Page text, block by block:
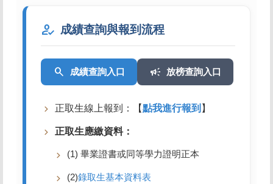
how_to_reg 成績查詢與報到流程
search 成績查詢入口 campaign 放榜查詢入口
正取生線上報到：【點我進行報到 】
正取生應繳資料：
(1) 畢業證書或同等學力證明正本
(2)錄取生基本資料表